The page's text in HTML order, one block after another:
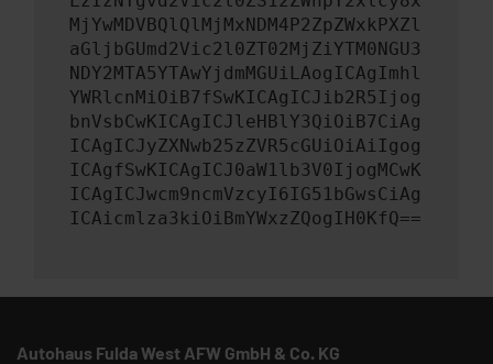
MjYwMDVBQlQlMjMxNDM4P2ZpZWxkPXZl
aGljbGUmd2Vic2l0ZT02MjZiYTM0NGU3
NDY2MTA5YTAwYjdmMGUiLAogICAgImhl
YWRlcnMiOiB7fSwKICAgICJib2R5Ijog
bnVsbCwKICAgICJleHBlY3QiOiB7CiAg
ICAgICJyZXNwb25zZVR5cGUiOiAiIgog
ICAgfSwKICAgICJ0aW1lb3V0IjogMCwK
ICAgICJwcm9ncmVzcyI6IG51bGwsCiAg
ICAicmlza3kiOiBmYWxzZQogIH0KfQ==
Autohaus Fulda West AFW GmbH & Co. KG